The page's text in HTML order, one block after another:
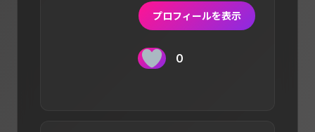
プロフィールを表示
0